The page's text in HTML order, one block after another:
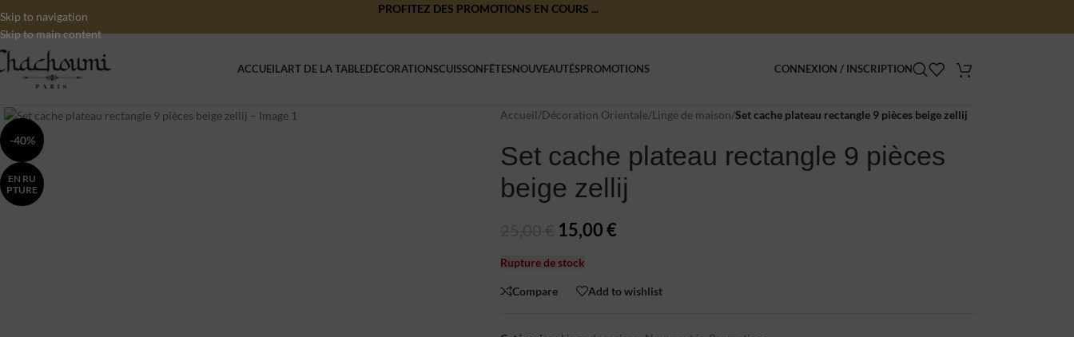
Skip to navigation
Skip to main content
PROFITEZ DES PROMOTIONS EN COURS ...
ACCUEILART DE LA TABLEDÉCORATIONSCUISSONFÊTESNOUVEAUTÉSPROMOTIONS CONNEXION / INSCRIPTION
-40%
EN RU
PTURE
Click to enlarge
Accueil/Décoration Orientale/Linge de maison/Set cache plateau rectangle 9 pièces beige zellij
Set cache plateau rectangle 9 pièces
beige zellij
15,00€
Rupture de stock
Compare Add to wishlist